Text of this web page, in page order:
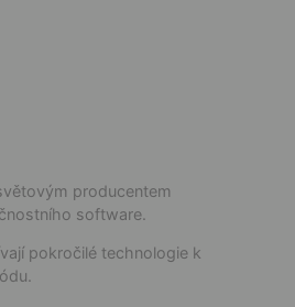
producentem
software.
pokročilé technologie k